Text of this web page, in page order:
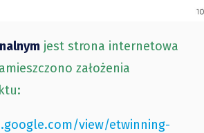
jest strona internetowa
założenia
view/etwinning-